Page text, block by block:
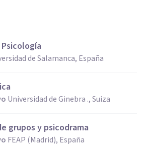
de Salamanca, España
Universidad de Ginebra ., Suiza
grupos y psicodrama
FEAP (Madrid), España